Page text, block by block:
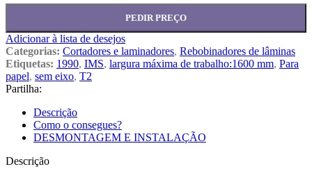
PEDIR PREÇO
Adicionar à lista de desejos
Categorias: Cortadores e laminadores, Rebobinadores de lâminas
Etiquetas: 1990, IMS, largura máxima de trabalho:1600 mm, Para
papel, sem eixo, T2
Partilha:
Descrição
Como o consegues?
DESMONTAGEM E INSTALAÇÃO
Descrição